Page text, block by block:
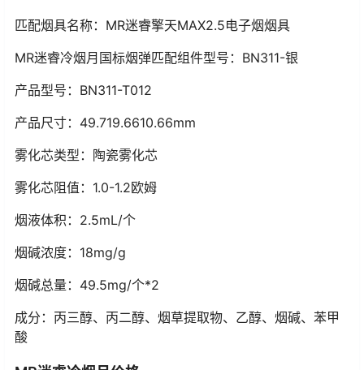
匹配烟具名称：MR迷睿擎天MAX2.5电子烟烟具
MR迷睿冷烟月国标烟弹匹配组件型号：BN311-银
产品型号：BN311-T012
产品尺寸：49.719.6610.66mm
雾化芯类型：陶瓷雾化芯
雾化芯阻值：1.0-1.2欧姆
烟液体积：2.5mL/个
烟碱浓度：18mg/g
烟碱总量：49.5mg/个*2
成分：丙三醇、丙二醇、烟草提取物、乙醇、烟碱、苯甲
酸